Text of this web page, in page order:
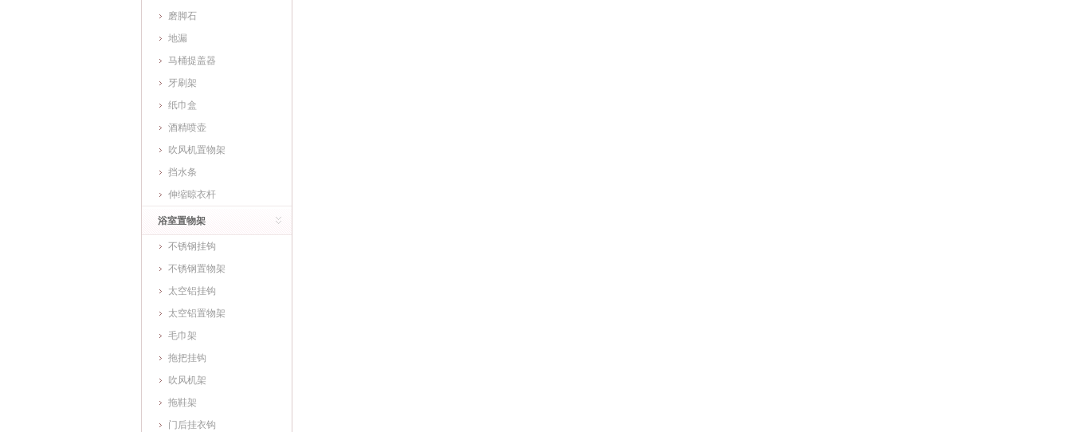
磨脚石
地漏
马桶提盖器
牙刷架
纸巾盒
酒精喷壶
吹风机置物架
挡水条
伸缩晾衣杆
浴室置物架
不锈钢挂钩
不锈钢置物架
太空铝挂钩
太空铝置物架
毛巾架
拖把挂钩
吹风机架
拖鞋架
门后挂衣钩